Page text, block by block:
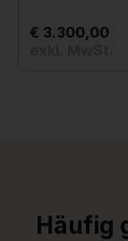
€ 3.300,00
Häufig